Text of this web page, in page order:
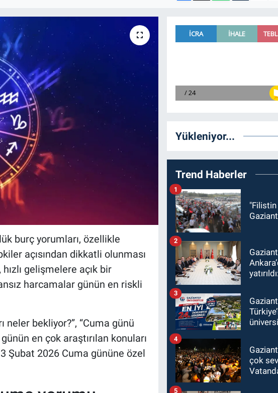
burç yorumları, özellikle
açısından dikkatli olunması
gelişmelere açık bir
harcamalar günün en riskli
neler bekliyor?”, “Cuma günü
en çok araştırılan konuları
Şubat 2026 Cuma gününe özel
Yükleniyor...
Trend Haberler
1
2
3
çok
4
5